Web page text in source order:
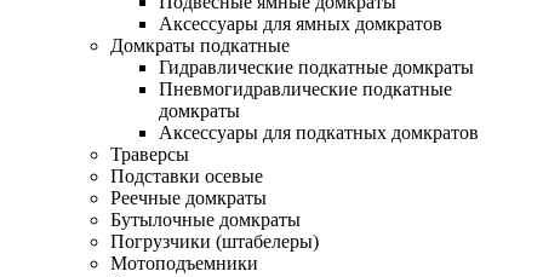
Аксессуары для ямных домкратов
Домкраты подкатные
Гидравлические подкатные домкраты
Пневмогидравлические подкатные
домкраты
Аксессуары для подкатных домкратов
Траверсы
Подставки осевые
Реечные домкраты
Бутылочные домкраты
Погрузчики (штабелеры)
Мотоподъемники